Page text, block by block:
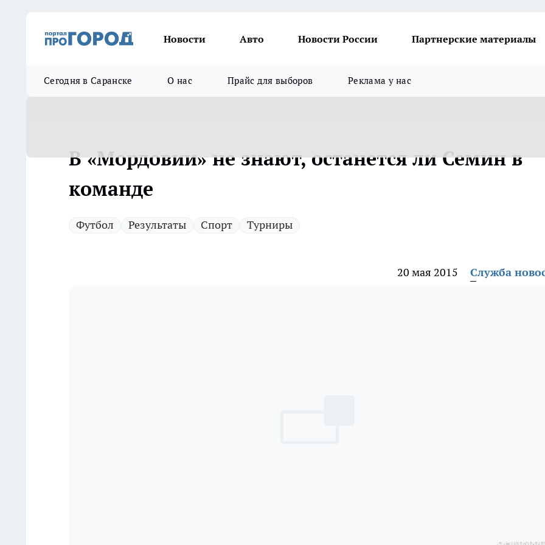
Новости Авто Новости России Партнерские материалы
Сегодня в Саранске О нас Прайс для выборов Реклама у нас
В «Мордовии» не знают, останется ли Семин в
команде
Футбол Результаты Спорт Турниры
20 мая 2015 Служба
с